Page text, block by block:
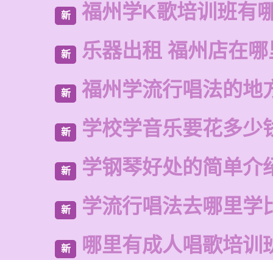
新 福州学K歌培训班有
新 乐器出租 福州店在
新 福州学流行唱法的地
新 学校学音乐要花多少
新 学钢琴好处的简单介
新 学流行唱法去哪里学
新 哪里有成人唱歌培训